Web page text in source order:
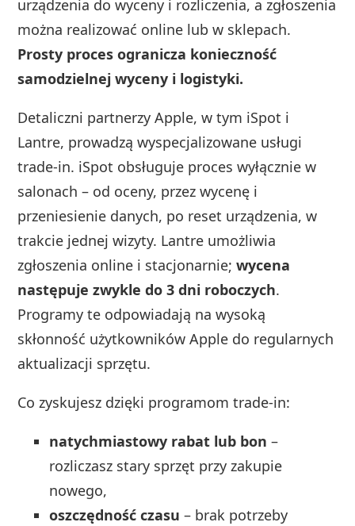
urządzenia do wyceny i rozliczenia, a zgłoszenia
można realizować online lub w sklepach.
Prosty proces ogranicza konieczność
samodzielnej wyceny i logistyki.
Detaliczni partnerzy Apple, w tym iSpot i
Lantre, prowadzą wyspecjalizowane usługi
trade‑in. iSpot obsługuje proces wyłącznie w
salonach – od oceny, przez wycenę i
przeniesienie danych, po reset urządzenia, w
trakcie jednej wizyty. Lantre umożliwia
zgłoszenia online i stacjonarnie;wycena
następuje zwykle do 3 dni roboczych.
Programy te odpowiadają na wysoką
skłonność użytkowników Apple do regularnych
aktualizacji sprzętu.
Co zyskujesz dzięki programom trade‑in:
natychmiastowy rabat lub bon –
rozliczasz stary sprzęt przy zakupie
nowego,
oszczędność czasu – brak potrzeby